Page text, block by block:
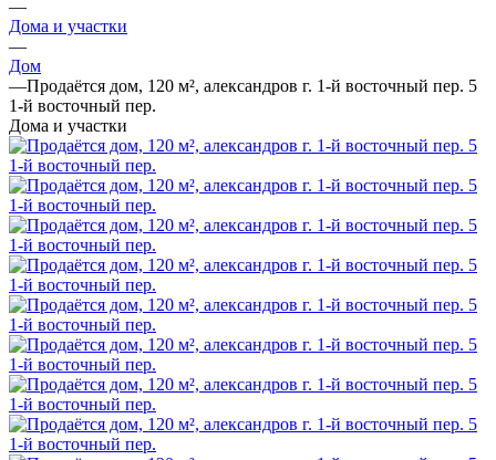
—
Дома и участки
—
Дом
—Продаётся дом, 120 м², александров г. 1-й восточный пер. 5
1-й восточный пер.
Дома и участки